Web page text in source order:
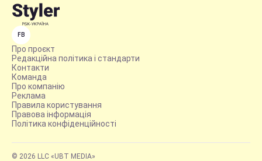
FB
Про проєкт
Редакційна політика і стандарти
Контакти
Команда
Про компанію
Реклама
Правила користування
Правова інформація
Політика конфіденційності
© 2026 LLC «UBT MEDIA»